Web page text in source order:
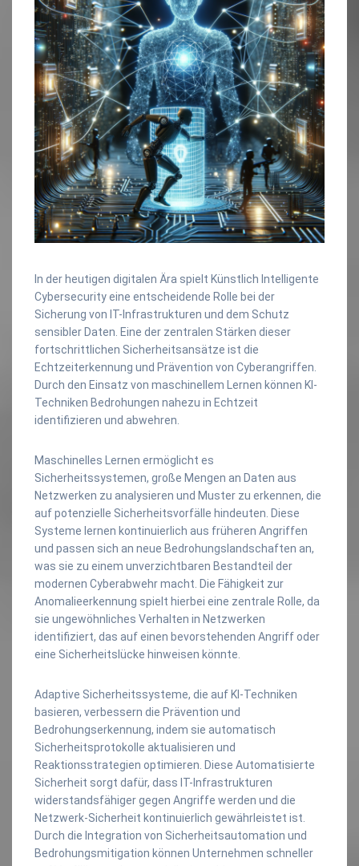
In der heutigen digitalen Ära spielt Künstlich Intelligente
Cybersecurity eine entscheidende Rolle bei der
Sicherung von IT-Infrastrukturen und dem Schutz
sensibler Daten. Eine der zentralen Stärken dieser
fortschrittlichen Sicherheitsansätze ist die
Echtzeiterkennung und Prävention von Cyberangriffen.
Durch den Einsatz von maschinellem Lernen können KI-
Techniken Bedrohungen nahezu in Echtzeit
identifizieren und abwehren.
Maschinelles Lernen ermöglicht es
Sicherheitssystemen, große Mengen an Daten aus
Netzwerken zu analysieren und Muster zu erkennen, die
auf potenzielle Sicherheitsvorfälle hindeuten. Diese
Systeme lernen kontinuierlich aus früheren Angriffen
und passen sich an neue Bedrohungslandschaften an,
was sie zu einem unverzichtbaren Bestandteil der
modernen Cyberabwehr macht. Die Fähigkeit zur
Anomalieerkennung spielt hierbei eine zentrale Rolle, da
sie ungewöhnliches Verhalten in Netzwerken
identifiziert, das auf einen bevorstehenden Angriff oder
eine Sicherheitslücke hinweisen könnte.
Adaptive Sicherheitssysteme, die auf KI-Techniken
basieren, verbessern die Prävention und
Bedrohungserkennung, indem sie automatisch
Sicherheitsprotokolle aktualisieren und
Reaktionsstrategien optimieren. Diese Automatisierte
Sicherheit sorgt dafür, dass IT-Infrastrukturen
widerstandsfähiger gegen Angriffe werden und die
Netzwerk-Sicherheit kontinuierlich gewährleistet ist.
Durch die Integration von Sicherheitsautomation und
Bedrohungsmitigation können Unternehmen schneller